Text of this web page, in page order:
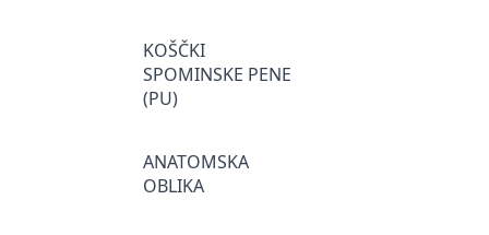
KOŠČKI
SPOMINSKE PENE
(PU)
ANATOMSKA
OBLIKA